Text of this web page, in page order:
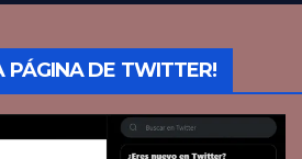
PÁGINA DE TWITTER!